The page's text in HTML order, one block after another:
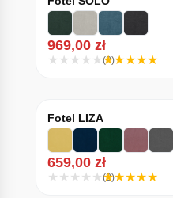
969,00 zł
(2)
Fotel LIZA
659,00 zł
(2)